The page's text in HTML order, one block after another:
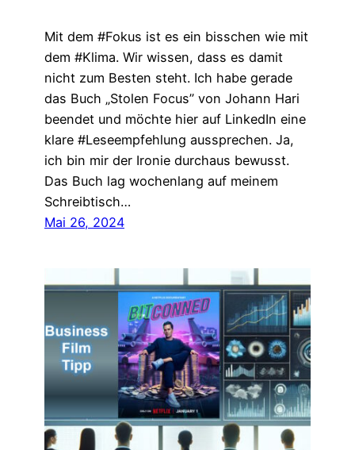
Mit dem #Fokus ist es ein bisschen wie mit
dem #Klima. Wir wissen, dass es damit
nicht zum Besten steht. Ich habe gerade
das Buch „Stolen Focus” von Johann Hari
beendet und möchte hier auf LinkedIn eine
klare #Leseempfehlung aussprechen. Ja,
ich bin mir der Ironie durchaus bewusst.
Das Buch lag wochenlang auf meinem
Schreibtisch…
Mai 26, 2024